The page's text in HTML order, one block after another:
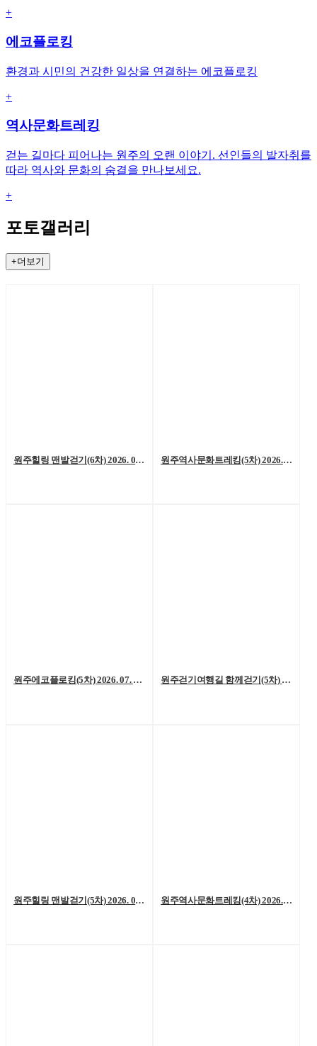
+
에코플로킹
환경과 시민의 건강한 일상을 연결하는 에코플로킹
+
역사문화트레킹
걷는 길마다 피어나는 원주의 오랜 이야기. 선인들의 발자취를
따라 역사와 문화의 숨결을 만나보세요.
+
포토갤러리
+더보기
원주힐링 맨발걷기(6차) 2026. 08. 01. (토) 원주역사문화트레킹(5차) 2026. 07. 25.(토)
원주에코플로킹(5차) 2026. 07. 18. (토) 원주걷기여행길 함께걷기(5차) 2026. 7. 11.(토)
원주힐링 맨발걷기(5차) 2026. 07. 04. (토) 원주역사문화트레킹(4차) 2026. 06. 27.(토)